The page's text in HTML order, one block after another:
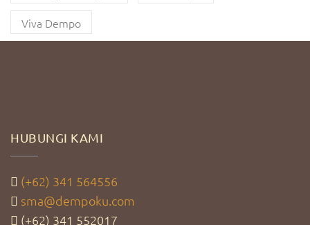
Viva Dempo
HUBUNGI KAMI
(+62) 341 564556
sma@dempoku.com
(+62) 341 552017